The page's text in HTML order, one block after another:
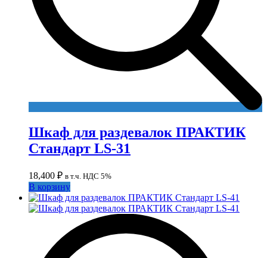
Шкаф для раздевалок ПРАКТИК
Стандарт LS-31
18,400 ₽ в т.ч. НДС 5%
В корзину